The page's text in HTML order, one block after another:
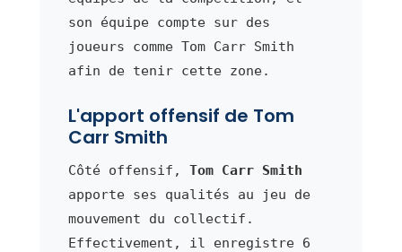
son équipe compte sur des
joueurs comme Tom Carr Smith
afin de tenir cette zone.
L'apport offensif de Tom
Carr Smith
Côté offensif, Tom Carr Smith
apporte ses qualités au jeu de
mouvement du collectif.
Effectivement, il enregistre 6